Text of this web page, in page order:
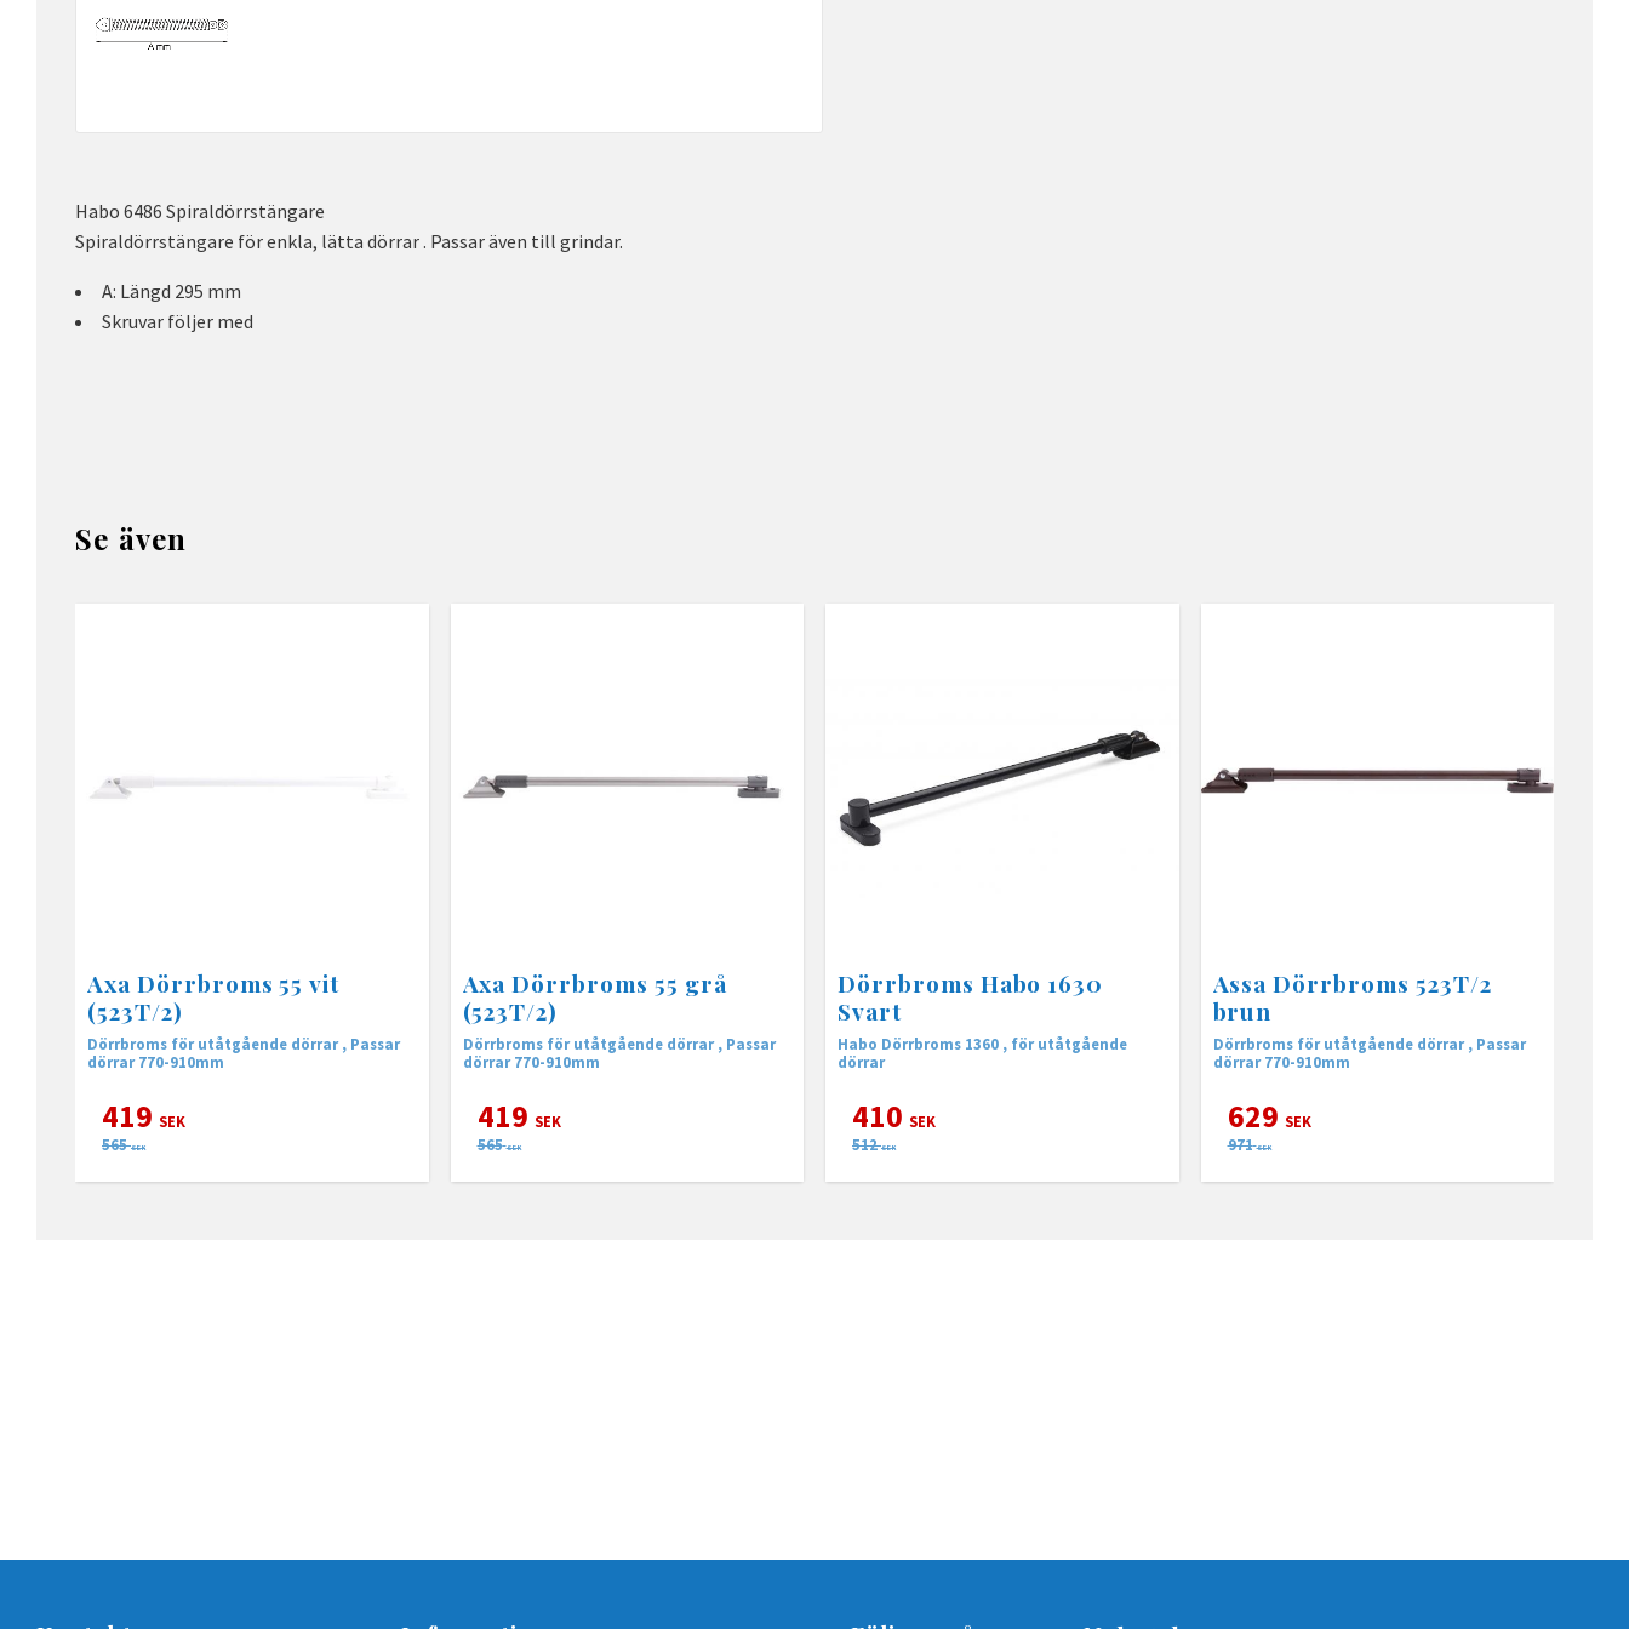
Habo 6486 Spiraldörrstängare
Spiraldörrstängare för enkla, lätta dörrar . Passar även till grindar.
A: Längd 295 mm
Skruvar följer med
Se även
Axa Dörrbroms 55 vit
(523T/2)
Dörrbroms för utåtgående dörrar , Passar
dörrar 770-910mm
419 SEK
565 SEK
Axa Dörrbroms 55 grå
(523T/2)
Dörrbroms för utåtgående dörrar , Passar
dörrar 770-910mm
419 SEK
565 SEK
Dörrbroms Habo 1630
Svart
Habo Dörrbroms 1360 , ​för utåtgående
dörrar
410 SEK
512 SEK
Assa Dörrbroms 523T/2
brun
Dörrbroms för utåtgående dörrar , Passar
dörrar 770-910mm
629 SEK
971 SEK